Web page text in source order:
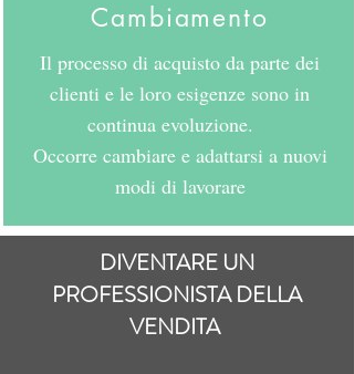
Cambiamento
Il processo di acquisto da parte dei
clienti e le loro esigenze sono in
continua evoluzione.
Occorre cambiare e adattarsi a nuovi
modi di lavorare
DIVENTARE UN
PROFESSIONISTA DELLA
VENDITA